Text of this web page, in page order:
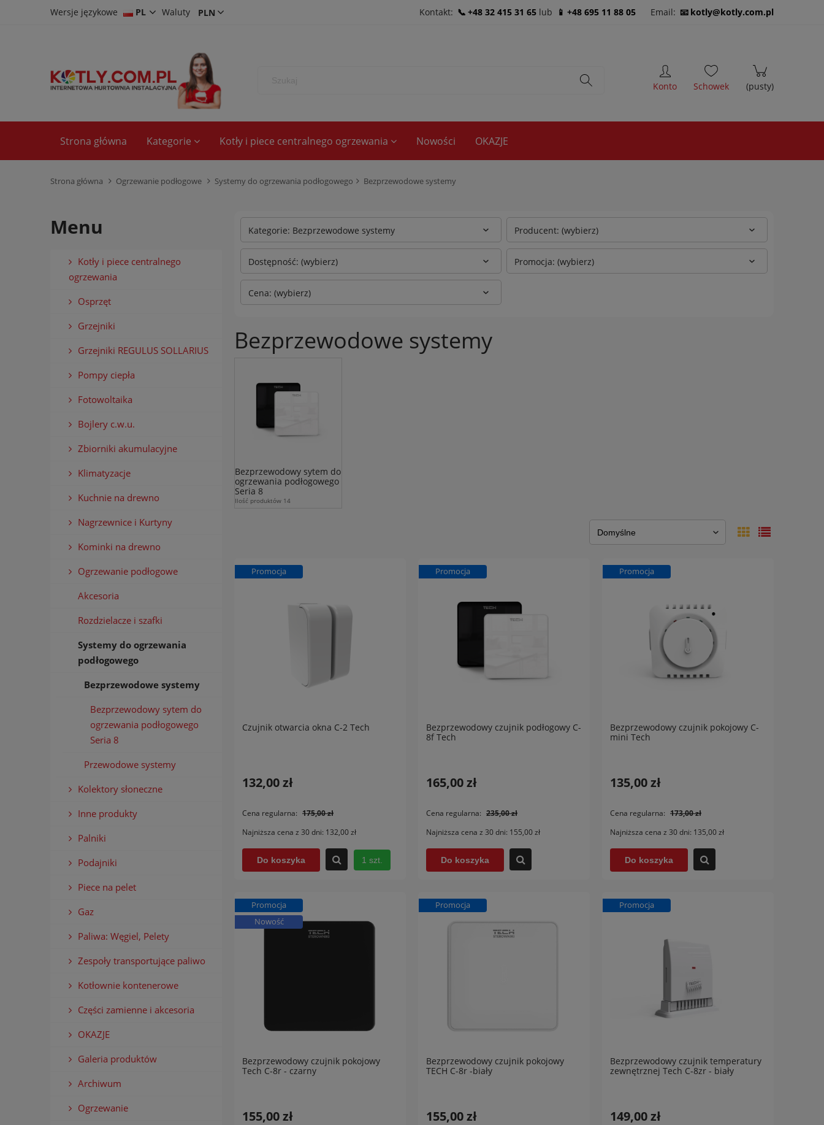
Wersje językowe
PL Waluty Kontakt: +48 32 415 31 65 lub +48 695 11 88 05 Email: kotly@kotly.com.pl
Strona główna Kategorie Kotły i piece centralnego ogrzewania Nowości OKAZJE
Strona główna Ogrzewanie podłogowe Systemy do ogrzewania podłogowego Bezprzewodowe systemy
Menu
Kotły i piece centralnego
ogrzewania
Osprzęt
Grzejniki
Grzejniki REGULUS SOLLARIUS
Pompy ciepła
Fotowoltaika
Bojlery c.w.u.
Zbiorniki akumulacyjne
Klimatyzacje
Kuchnie na drewno
Nagrzewnice i Kurtyny
Kominki na drewno
Ogrzewanie podłogowe
Akcesoria
Rozdzielacze i szafki
Systemy do ogrzewania
podłogowego
Bezprzewodowe systemy
Bezprzewodowy sytem do
ogrzewania podłogowego
Seria 8
Przewodowe systemy
Kolektory słoneczne
Inne produkty
Palniki
Podajniki
Piece na pelet
Gaz
Paliwa: Węgiel, Pelety
Zespoły transportujące paliwo
Kotłownie kontenerowe
Części zamienne i akcesoria
OKAZJE
Galeria produktów
Archiwum
Ogrzewanie
Kategorie: Bezprzewodowe systemy Producent: (wybierz)
Dostępność: (wybierz)
Cena: (wybierz)
Promocja: (wybierz)
Bezprzewodowe systemy
Bezprzewodowy sytem do
ogrzewania podłogowego
Seria 8
Ilość produktów 14
Czujnik otwarcia okna C-2 Tech
132,00 zł
Cena regularna: 175,00 zł
Najniższa cena z 30 dni: 132,00 zł
Do koszyka 1 szt.
Promocja
Bezprzewodowy czujnik podłogowy C-
8f Tech
165,00 zł
Cena regularna: 235,00 zł
Najniższa cena z 30 dni: 155,00 zł
Do koszyka
Promocja
Bezprzewodowy czujnik pokojowy C-
mini Tech
135,00 zł
Cena regularna: 173,00 zł
Najniższa cena z 30 dni: 135,00 zł
Do koszyka
Promocja
Bezprzewodowy czujnik pokojowy
Tech C-8r - czarny
155,00 zł
Promocja
Nowość
Bezprzewodowy czujnik pokojowy
TECH C-8r -biały
155,00 zł
Promocja
Bezprzewodowy czujnik temperatury
zewnętrznej Tech C-8zr - biały
149,00 zł
Promocja